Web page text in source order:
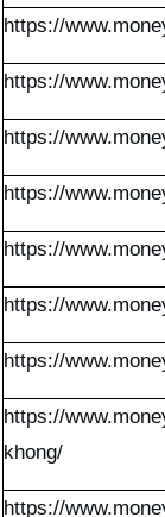
https://
https://
https://
https://
https://
https://
https://
https://
khong/
https://